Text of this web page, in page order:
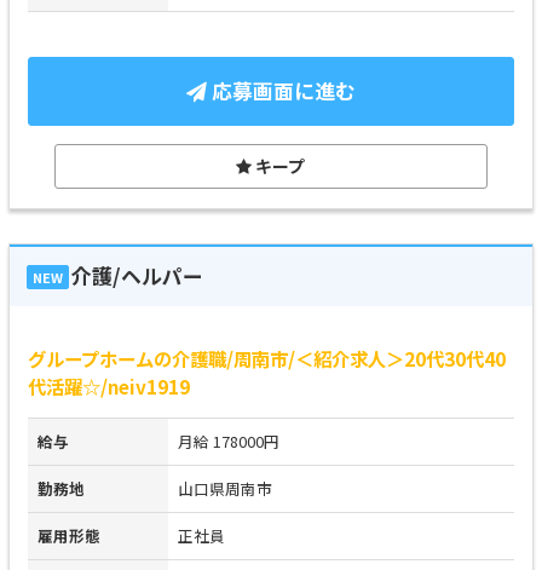
応募画面に進む
キープ
NEW 介護/ヘルパー
グループホームの介護職/周南市/＜紹介求人＞20代30代40
代活躍☆/neiv1919
給与 月給 178000円
勤務地 山口県周南市
雇用形態 正社員